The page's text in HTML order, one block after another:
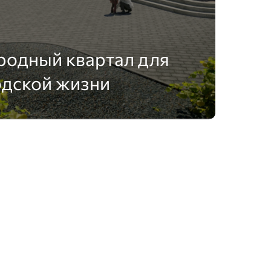
квартал для
жизни